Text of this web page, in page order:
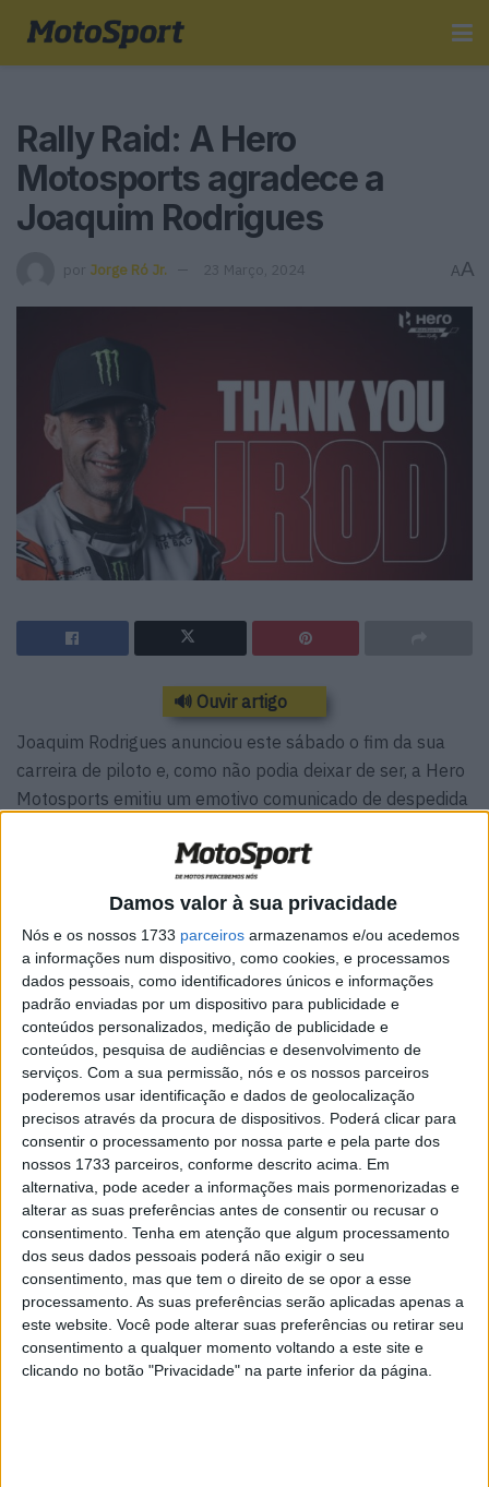
Damos valor à sua privacidade
Nós e os nossos 1733 parceiros armazenamos e/ou acedemos
a informações num dispositivo, como cookies, e processamos
dados pessoais, como identificadores únicos e informações
padrão enviadas por um dispositivo para publicidade e
conteúdos personalizados, medição de publicidade e
conteúdos, pesquisa de audiências e desenvolvimento de
serviços. Com a sua permissão, nós e os nossos parceiros
poderemos usar identificação e dados de geolocalização
precisos através da procura de dispositivos. Poderá clicar para
consentir o processamento por nossa parte e pela parte dos
nossos 1733 parceiros, conforme descrito acima. Em
alternativa, pode aceder a informações mais pormenorizadas e
alterar as suas preferências antes de consentir ou recusar o
consentimento. Tenha em atenção que algum processamento
dos seus dados pessoais poderá não exigir o seu
consentimento, mas que tem o direito de se opor a esse
processamento. As suas preferências serão aplicadas apenas a
este website. Você pode alterar suas preferências ou retirar seu
consentimento a qualquer momento voltando a este site e
clicando no botão "Privacidade" na parte inferior da página.
Rally Raid: A Hero
Motosports agradece a
Joaquim Rodrigues
por Jorge Ró Jr. 23 Março, 2024 AA
🔊 Ouvir artigo
Joaquim Rodrigues anunciou este sábado o fim da sua
carreira de piloto e, como não podia deixar de ser, a Hero
Motosports emitiu um emotivo comunicado de despedida
Comunicado da Hero Motosports
de 23/03/2024
Celebramos uma incrível era que chega agora ao fim. O
nosso homem de ferro, o primeiro piloto de fábrica da
Hero, Joaquim Rodrigues anunciou a sua retirada da
competição.
Apesar de estarmos tristes por saber que não vamos ver
o número 27 a competir de novo, estamos
profundamente agradecidos por esta longa viagem
connosco. Ele foi uma parte muito importante dos nossos
altos e baixos, logo desde a criação da Hero Motosports
em 2016.
Artigos relacionados
MotoGP: Iker Lecuona ambiciona Top 10 em
Silverstone